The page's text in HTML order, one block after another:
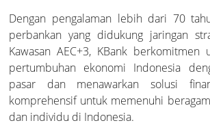
Dengan pengalaman lebih dari 70
perbankan yang didukung jaringan
Kawasan AEC+3, KBank berkomitmen
pertumbuhan ekonomi Indonesia
pasar dan menawarkan solusi
komprehensif untuk memenuhi
dan individu di Indonesia.